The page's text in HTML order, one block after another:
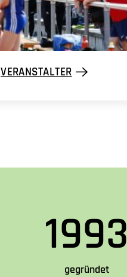
VERANSTALTER
1993
gegründet